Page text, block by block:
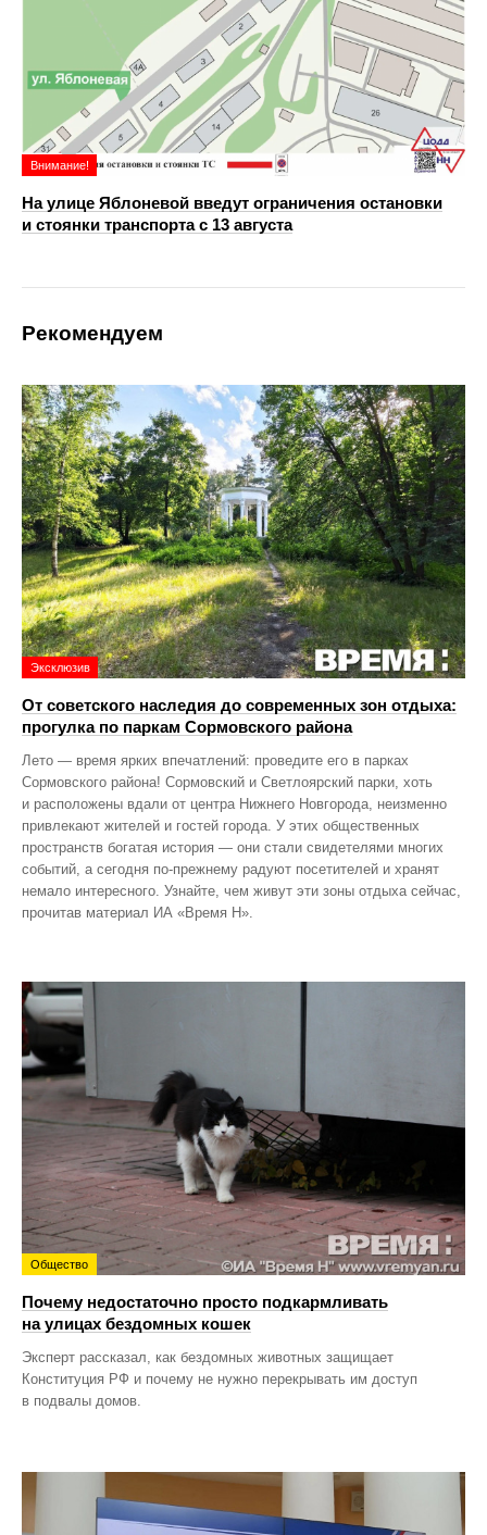
Внимание!
На улице Яблоневой введут ограничения остановки
и стоянки транспорта с 13 августа
Рекомендуем
Эксклюзив
От советского наследия до современных зон отдыха:
прогулка по паркам Сормовского района
Лето — время ярких впечатлений: проведите его в парках
Сормовского района! Сормовский и Светлоярский парки, хоть
и расположены вдали от центра Нижнего Новгорода, неизменно
привлекают жителей и гостей города. У этих общественных
пространств богатая история — они стали свидетелями многих
событий, а сегодня по‑прежнему радуют посетителей и хранят
немало интересного. Узнайте, чем живут эти зоны отдыха сейчас,
прочитав материал ИА «Время Н».
Общество
Почему недостаточно просто подкармливать
на улицах бездомных кошек
Эксперт рассказал, как бездомных животных защищает
Конституция РФ и почему не нужно перекрывать им доступ
в подвалы домов.